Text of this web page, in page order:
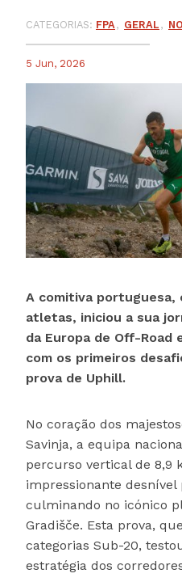
CATEGORIAS: FPA GERAL
5 Jun, 2026
A comitiva portuguesa,
atletas, iniciou a sua
da Europa de Off-Road
com os primeiros
prova de Uphill.
No coração dos
Savinja, a equipa
percurso vertical de 8,9
impressionante desnível
culminando no icónico
Gradišče. Esta prova,
categorias Sub-20,
estratégia dos